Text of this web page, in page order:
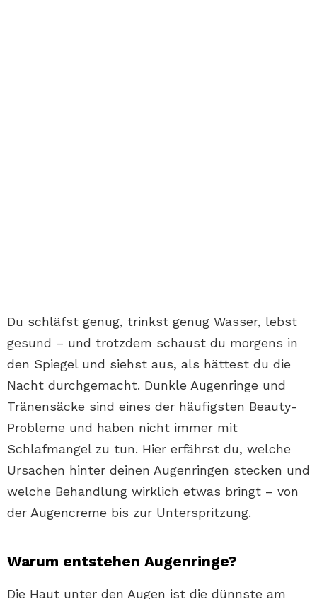
Du schläfst genug, trinkst genug Wasser, lebst
gesund – und trotzdem schaust du morgens in
den Spiegel und siehst aus, als hättest du die
Nacht durchgemacht. Dunkle Augenringe und
Tränensäcke sind eines der häufigsten Beauty-
Probleme und haben nicht immer mit
Schlafmangel zu tun. Hier erfährst du, welche
Ursachen hinter deinen Augenringen stecken und
welche Behandlung wirklich etwas bringt – von
der Augencreme bis zur Unterspritzung.
Warum entstehen Augenringe?
Die Haut unter den Augen ist die dünnste am